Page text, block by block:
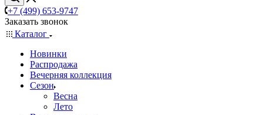
+7 (499) 653-9747
Заказать звонок
Каталог
Новинки
Распродажа
Вечерняя коллекция
Сезон
Весна
Лето